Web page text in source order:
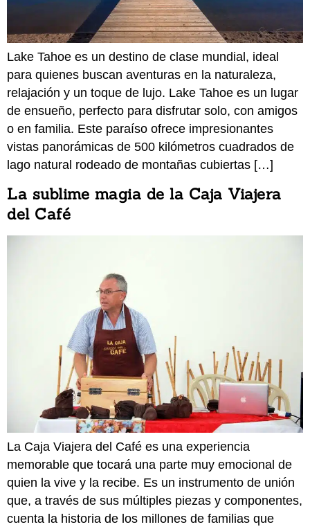
Lake Tahoe es un destino de clase mundial, ideal
para quienes buscan aventuras en la naturaleza,
relajación y un toque de lujo. Lake Tahoe es un lugar
de ensueño, perfecto para disfrutar solo, con amigos
o en familia. Este paraíso ofrece impresionantes
vistas panorámicas de 500 kilómetros cuadrados de
lago natural rodeado de montañas cubiertas […]
La sublime magia de la Caja Viajera
del Café
La Caja Viajera del Café es una experiencia
memorable que tocará una parte muy emocional de
quien la vive y la recibe. Es un instrumento de unión
que, a través de sus múltiples piezas y componentes,
cuenta la historia de los millones de familias que